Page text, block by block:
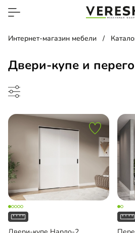
Интернет-магазин мебели
Двери-купе и
купе
гармошки